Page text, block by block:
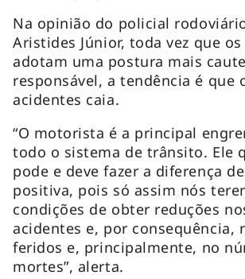
Na opinião do policial
Aristides Júnior, toda vez que
adotam uma postura mais
responsável, a tendência é que
acidentes caia.
“O motorista é a principal
todo o sistema de trânsito. Ele
pode e deve fazer a diferença
positiva, pois só assim nós
condições de obter reduções
acidentes e, por consequência,
feridos e, principalmente, no
mortes”, alerta.